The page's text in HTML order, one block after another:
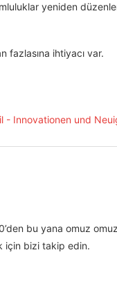
yeniden
fazlasına ihtiyacı var.
bu yana omuz
için bizi takip edin.